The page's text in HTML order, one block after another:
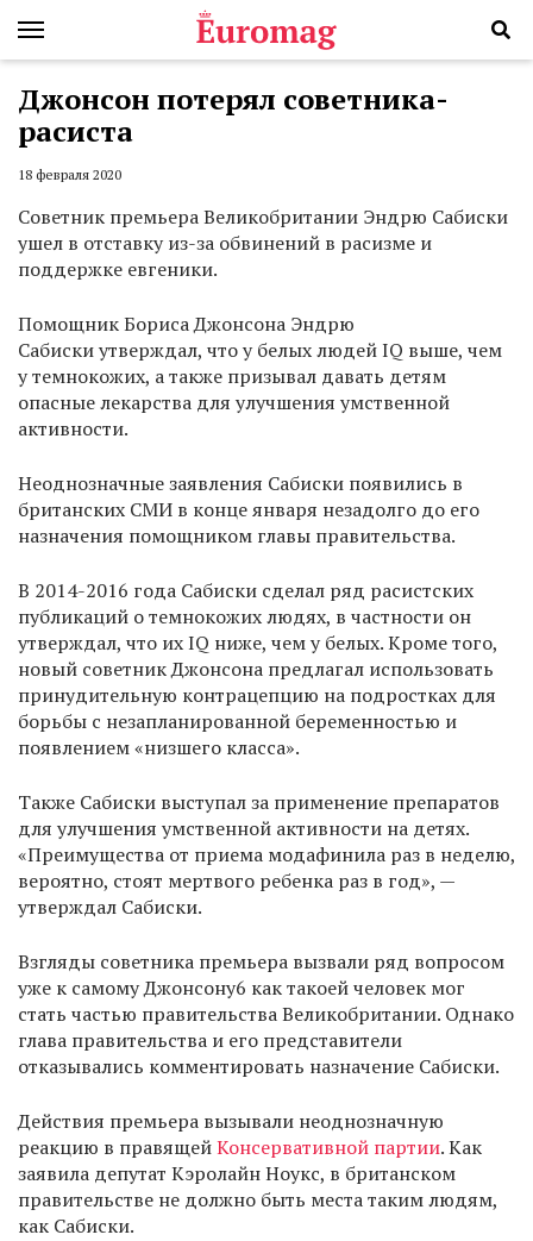
Джонсон потерял советника-
расиста
18 февраля 2020
Советник премьера Великобритании Эндрю Сабиски
ушел в отставку из-за обвинений в расизме и
поддержке евгеники.
Помощник Бориса Джонсона Эндрю
Сабиски утверждал, что у белых людей IQ выше, чем
у темнокожих, а также призывал давать детям
опасные лекарства для улучшения умственной
активности.
Неоднозначные заявления Сабиски появились в
британских СМИ в конце января незадолго до его
назначения помощником главы правительства.
В 2014-2016 года Сабиски сделал ряд расистских
публикаций о темнокожих людях, в частности он
утверждал, что их IQ ниже, чем у белых. Кроме того,
новый советник Джонсона предлагал использовать
принудительную контрацепцию на подростках для
борьбы с незапланированной беременностью и
появлением «низшего класса».
Также Сабиски выступал за применение препаратов
для улучшения умственной активности на детях.
«Преимущества от приема модафинила раз в неделю,
вероятно, стоят мертвого ребенка раз в год», —
утверждал Сабиски.
Взгляды советника премьера вызвали ряд вопросом
уже к самому Джонсону6 как такоей человек мог
стать частью правительства Великобритании. Однако
глава правительства и его представители
отказывались комментировать назначение Сабиски.
Действия премьера вызывали неоднозначную
реакцию в правящейКонсервативной партии. Как
заявила депутат Кэролайн Ноукс, в британском
правительстве не должно быть места таким людям,
как Сабиски.